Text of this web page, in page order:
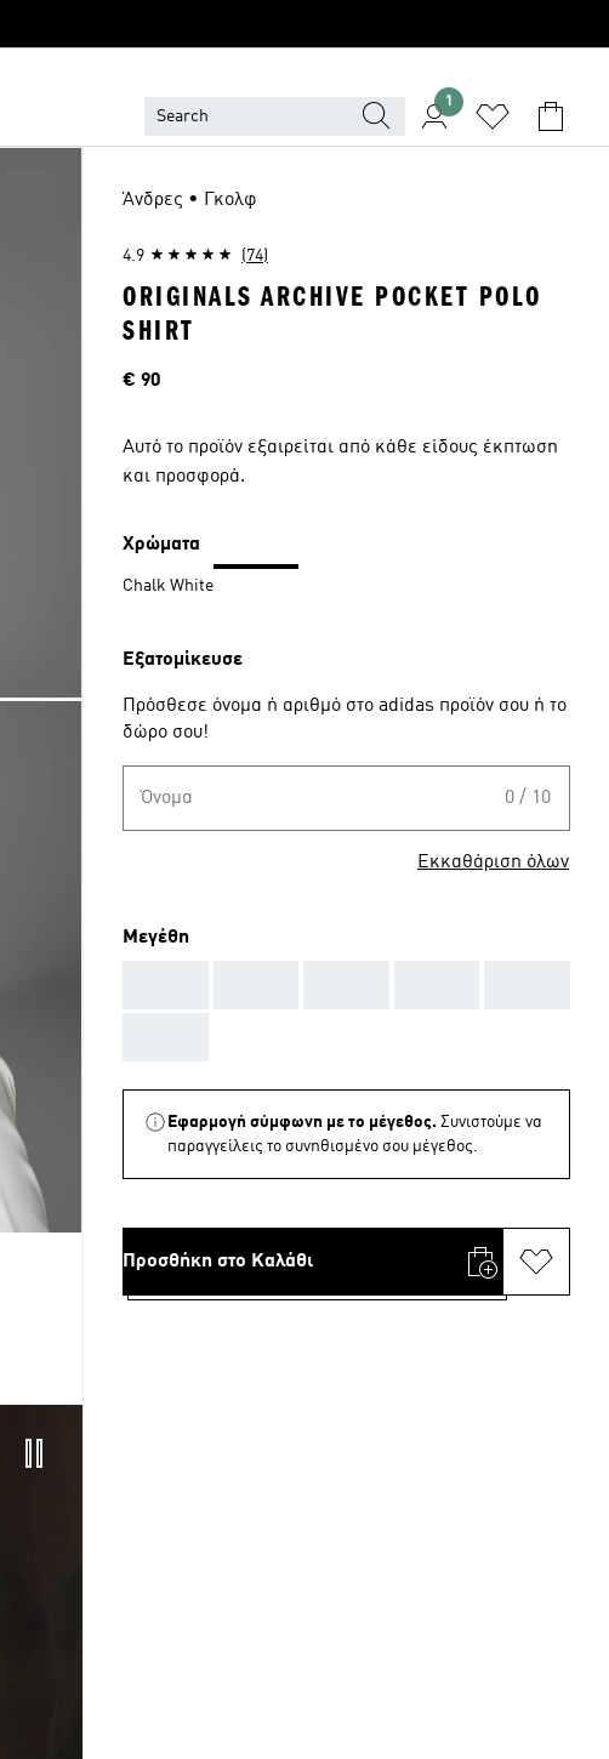
1
Άνδρες • Γκολφ
4.9 (74)
ORIGINALS ARCHIVE POCKET POLO
SHIRT
Τιμή
€ 90
Αυτό το προϊόν εξαιρείται από κάθε είδους έκπτωση
και προσφορά.
Χρώματα
Chalk White
Εξατομίκευσε
Πρόσθεσε όνομα ή αριθμό στο adidas προϊόν σου ή το
δώρο σου!
Όνομα 0 / 10
Εκκαθάριση όλων
Μεγέθη
Εφαρμογή σύμφωνη με το μέγεθος. Συνιστούμε να
παραγγείλεις το συνηθισμένο σου μέγεθος.
Προσθήκη στο Καλάθι